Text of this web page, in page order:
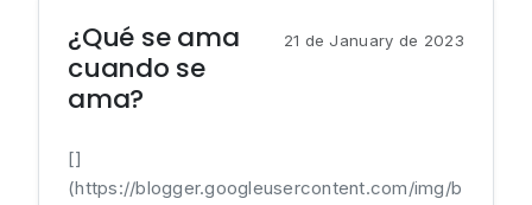
¿Qué se ama
cuando se
ama?
21 de January de 2023
[]
(https://blogger.googleusercontent.com/img/b